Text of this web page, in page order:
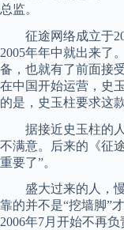
总监。
征途网络成立于
2005年年中就出来了
备，也就有了前面接
在中国开始运营，史
的是，史玉柱要求这
据接近史玉柱的人
不满意。后来的《征
重要了”。
盛大过来的人，慢
靠的并不是“挖墙脚”
2006年7月开始不再负